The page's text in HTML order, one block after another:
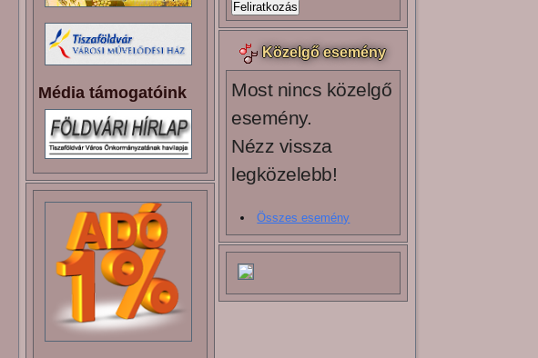
Média támogatóink
Közelgő esemény
Most nincs közelgő
esemény.
Nézz vissza
legközelebb!
Összes esemény